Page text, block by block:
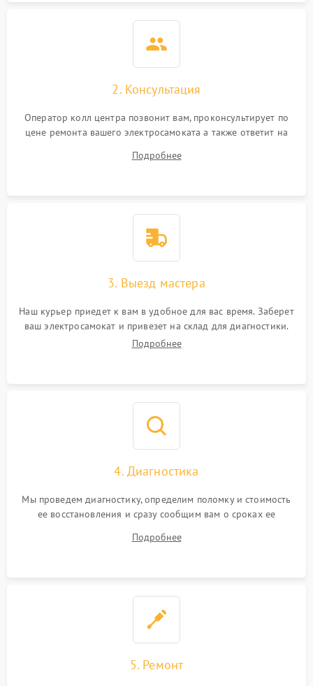
2. Консультация
Оператор колл центра позвонит вам, проконсультирует по
цене ремонта вашего электросамоката а также ответит на
Подробнее
3. Выезд мастера
Наш курьер приедет к вам в удобное для вас время. Заберет
ваш электросамокат и привезет на склад для диагностики.
Подробнее
4. Диагностика
Мы проведем диагностику, определим поломку и стоимость
ее восстановления и сразу сообщим вам о сроках ее
Подробнее
5. Ремонт